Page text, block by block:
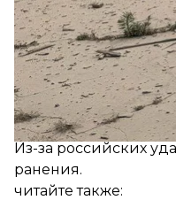
«россияне
Филашкин.
В ОВАсообщали,
эвакуировали 249
Из-за российских
ранения.
читайте также: